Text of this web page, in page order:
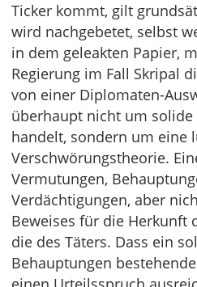
Ticker kommt, gilt
wird nachgebetet, selbst
in dem geleakten Papier,
Regierung im Fall Skripal
von einer Diplomaten-
überhaupt nicht um
handelt, sondern um eine
Verschwörungstheorie.
Vermutungen,
Verdächtigungen, aber
Beweises für die Herkunft
die des Täters. Dass ein
Behauptungen